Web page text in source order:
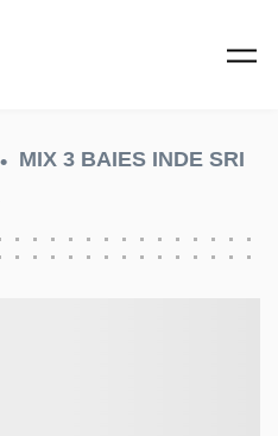
MIX 3 BAIES INDE SRI